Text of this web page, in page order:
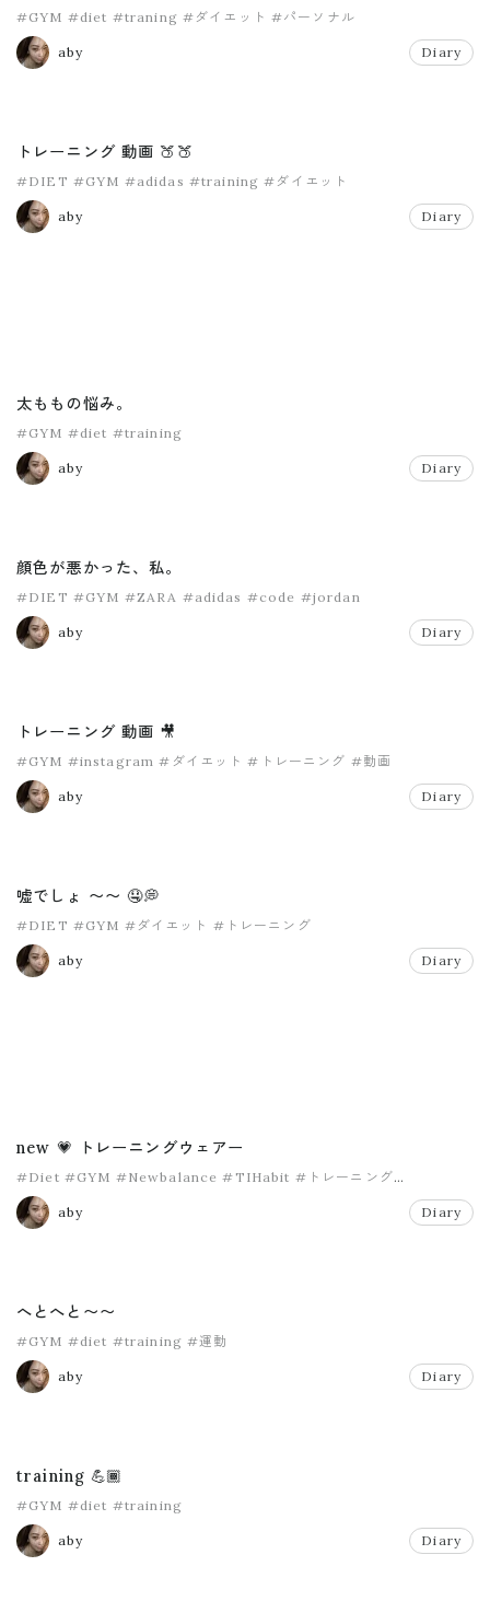
#GYM #diet #traning #ダイエット #パーソナル
aby Diary
トレーニング 動画 🍑🍑
#DIET #GYM #adidas #training #ダイエット
aby Diary
太ももの悩み。
#GYM #diet #training
aby Diary
顔色が悪かった、私。
#DIET #GYM #ZARA #adidas #code #jordan
aby Diary
トレーニング 動画 🎥
#GYM #instagram #ダイエット #トレーニング #動画
aby Diary
嘘でしょ 〜〜 🤤💭
#DIET #GYM #ダイエット #トレーニング
aby Diary
new 💗 トレーニングウェアー
#Diet #GYM #Newbalance #TIHabit #トレーニング
#パーソナル
aby
Diary
へとへと〜〜
#GYM #diet #training #運動
aby Diary
training 💪🏾
#GYM #diet #training
aby Diary